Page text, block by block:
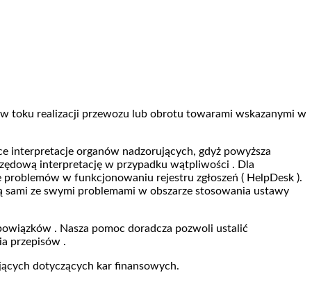
toku realizacji przewozu lub obrotu towarami wskazanymi w
organów nadzorujących, gdyż powyższa
interpretację w przypadku wątpliwości . Dla
w funkcjonowaniu rejestru zgłoszeń ( HelpDesk ).
ze swymi problemami w obszarze stosowania ustawy
. Nasza pomoc doradcza pozwoli ustalić
przepisów .
dotyczących kar finansowych.